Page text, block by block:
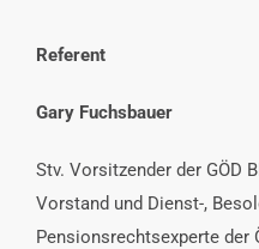
Referent
Gary Fuchsbauer
Stv. Vorsitzender der GÖD
Vorstand und Dienst-,
Pensionsrechtsexperte der